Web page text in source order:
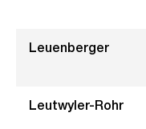
Leuenberger
Leutwyler-Rohr